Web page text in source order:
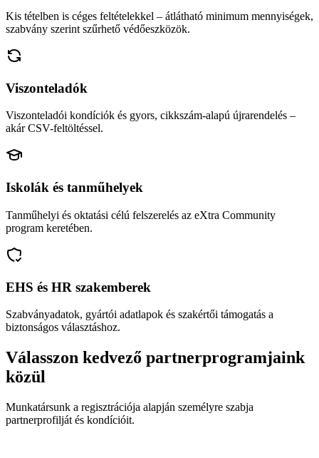
Kis tételben is céges feltételekkel – átlátható minimum mennyiségek,
szabvány szerint szűrhető védőeszközök.
Viszonteladók
Viszonteladói kondíciók és gyors, cikkszám-alapú újrarendelés –
akár CSV-feltöltéssel.
Iskolák és tanműhelyek
Tanműhelyi és oktatási célú felszerelés az eXtra Community
program keretében.
EHS és HR szakemberek
Szabványadatok, gyártói adatlapok és szakértői támogatás a
biztonságos választáshoz.
Válasszon kedvező partnerprogramjaink
közül
Munkatársunk a regisztrációja alapján személyre szabja
partnerprofilját és kondícióit.